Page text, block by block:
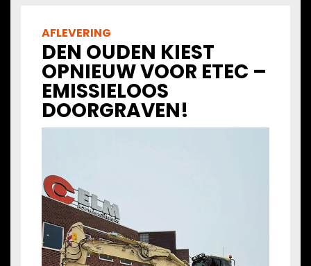
AFLEVERING
DEN OUDEN KIEST
OPNIEUW VOOR ETEC –
EMISSIELOOS
DOORGRAVEN!